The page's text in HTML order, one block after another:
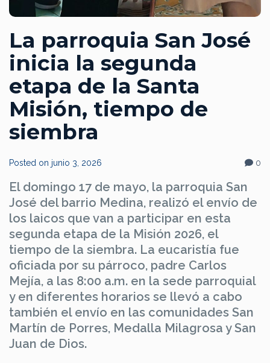
La parroquia San José
inicia la segunda
etapa de la Santa
Misión, tiempo de
siembra
Posted on junio 3, 2026 0
El domingo 17 de mayo, la parroquia San
José del barrio Medina, realizó el envío de
los laicos que van a participar en esta
segunda etapa de la Misión 2026, el
tiempo de la siembra. La eucaristía fue
oficiada por su párroco, padre Carlos
Mejía, a las 8:00 a.m. en la sede parroquial
y en diferentes horarios se llevó a cabo
también el envío en las comunidades San
Martín de Porres, Medalla Milagrosa y San
Juan de Dios.